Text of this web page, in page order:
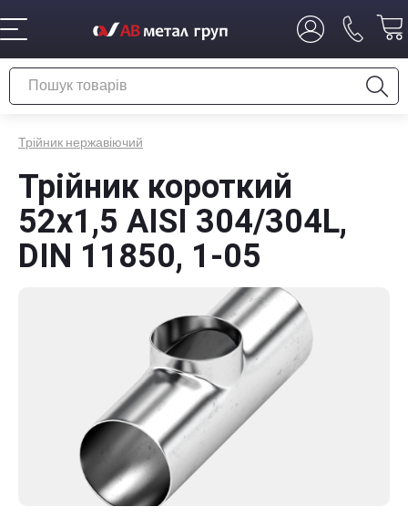
Трійник нержавіючий
Трійник короткий
52х1,5 AISI 304/304L,
DIN 11850, 1-05